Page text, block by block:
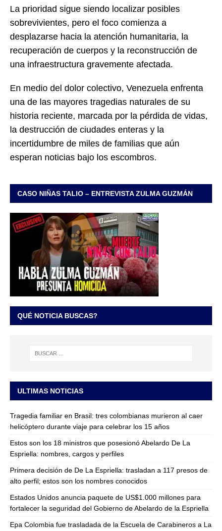
La prioridad sigue siendo localizar posibles
sobrevivientes, pero el foco comienza a
desplazarse hacia la atención humanitaria, la
recuperación de cuerpos y la reconstrucción de
una infraestructura gravemente afectada.
En medio del dolor colectivo, Venezuela enfrenta
una de las mayores tragedias naturales de su
historia reciente, marcada por la pérdida de vidas,
la destrucción de ciudades enteras y la
incertidumbre de miles de familias que aún
esperan noticias bajo los escombros.
CASO NIÑAS TALIO – ENTREVISTA ZULMA GUZMÁN
QUÉ NOTICIA BUSCAS?
ULTIMAS NOTICIAS
Tragedia familiar en Brasil: tres colombianas murieron al caer
helicóptero durante viaje para celebrar los 15 años
Estos son los 18 ministros que posesionó Abelardo De La
Espriella: nombres, cargos y perfiles
Primera decisión de De La Espriella: trasladan a 117 presos de
alto perfil; estos son los nombres conocidos
Estados Unidos anuncia paquete de US$1.000 millones para
fortalecer la seguridad del Gobierno de Abelardo de la Espriella
Epa Colombia fue trasladada de la Escuela de Carabineros a La